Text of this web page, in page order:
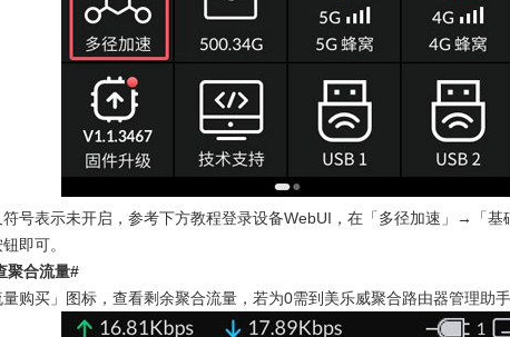
号表示未开启，参考下方教程登录设备WebUI ，在「多径加速」 →
「
即可。
聚合流量#
量购买」图标，查看剩余聚合流量，若为0需到 美乐威聚合路由器管理助手